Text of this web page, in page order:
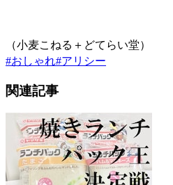
（小麦こねる＋どてらい堂）
#おしゃれ#アリシー
関連記事